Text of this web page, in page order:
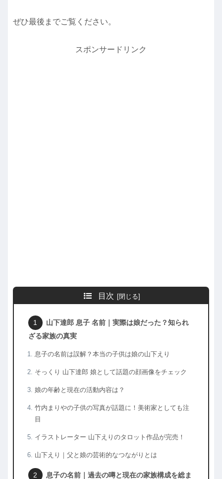
ぜひ最後までご覧ください。
スポンサードリンク
目次
山下達郎 息子 名前｜実際は娘だった？知られ
ざる家族の真実
息子の名前は誤解？本当の子供は娘の山下えり
そっくり 山下達郎 娘として話題の顔画像をチェック
娘の年齢と現在の活動内容は？
竹内まりやの子供の写真が話題に！美術家としても注
目
イラストレーター 山下えりのタロット作品が完売！
山下えり｜父と娘の芸術的なつながりとは
息子の名前｜過去の噂と現在の家族構成を総ま